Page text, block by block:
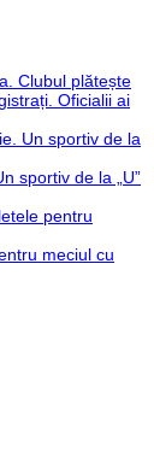
Clubul plătește
Oficialii ai
Un sportiv de la
sportiv de la „U”
pentru
meciul cu